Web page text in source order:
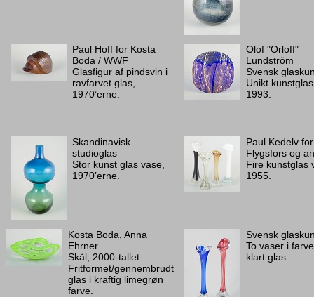
Paul Hoff for Kosta
Boda / WWF
Glasfigur af pindsvin i
ravfarvet glas,
1970’erne.
Olof "Orloff"
Lundström
Svensk
Unikt
1993.
Skandinavisk
studioglas
Stor kunst glas vase,
1970’erne.
Paul Kedelv for
Flygsfors og
Fire kunstglas
1955.
Kosta Boda, Anna
Ehrner
Skål, 2000-tallet.
Fritformet/gennembrudt
glas i kraftig limegrøn
farve.
Svensk
To vaser i
klart glas.